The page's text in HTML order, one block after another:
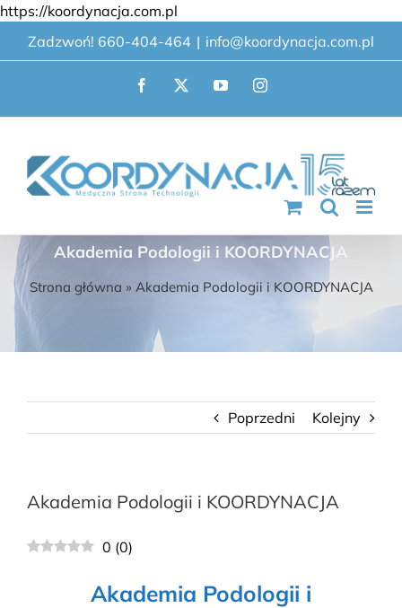
https://koordynacja.com.pl
do
zawartości
Zadzwoń! 660-404-464 | info@koordynacja.com.pl
Facebook
X YouTubeInstagram
Akademia Podologii i KOORDYNACJA
Strona główna » Akademia Podologii i KOORDYNACJA
Poprzedni Kolejny
Akademia Podologii i KOORDYNACJA
0 (0)
Akademia Podologii i